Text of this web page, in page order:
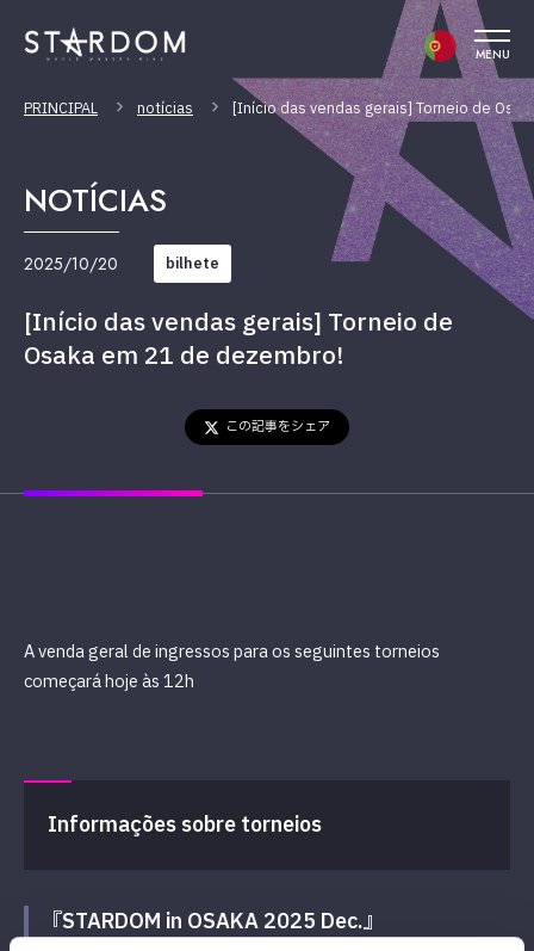
MENU
PRINCIPAL notícias [Início das vendas gerais] Torneio de
NOTÍCIAS
2025/10/20 bilhete
[Início das vendas gerais] Torneio de
Osaka em 21 de dezembro!
この記事をシェア
A venda geral de ingressos para os seguintes torneios
começará hoje às 12h
Informações sobre torneios
『STARDOM in OSAKA 2025 Dec.』